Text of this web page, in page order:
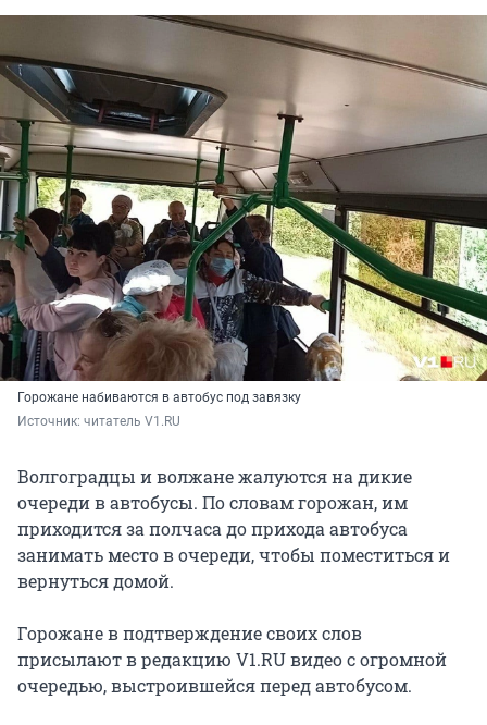
Горожане набиваются в автобус под завязку
Источник: читатель V1.RU
Волгоградцы и волжане жалуются на дикие
очереди в автобусы. По словам горожан, им
приходится за полчаса до прихода автобуса
занимать место в очереди, чтобы поместиться и
вернуться домой.
Горожане в подтверждение своих слов
присылают в редакцию V1.RU видео с огромной
очередью, выстроившейся перед автобусом.